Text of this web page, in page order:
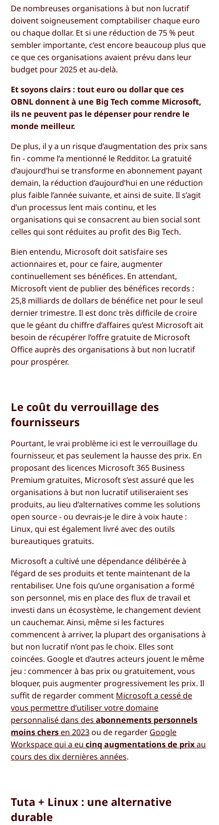
De nombreuses organisations à but non lucratif
doivent soigneusement comptabiliser chaque euro
ou chaque dollar. Et si une réduction de 75 % peut
sembler importante, c’est encore beaucoup plus que
ce que ces organisations avaient prévu dans leur
budget pour 2025 et au-delà.
Et soyons clairs : tout euro ou dollar que ces
OBNL donnent à une Big Tech comme Microsoft,
ils ne peuvent pas le dépenser pour rendre le
monde meilleur.
De plus, il y a un risque d’augmentation des prix sans
fin - comme l’a mentionné le Redditor. La gratuité
d’aujourd’hui se transforme en abonnement payant
demain, la réduction d’aujourd’hui en une réduction
plus faible l’année suivante, et ainsi de suite. Il s’agit
d’un processus lent mais continu, et les
organisations qui se consacrent au bien social sont
celles qui sont réduites au profit des Big Tech.
Bien entendu, Microsoft doit satisfaire ses
actionnaires et, pour ce faire, augmenter
continuellement ses bénéfices. En attendant,
Microsoft vient de publier des bénéfices records :
25,8 milliards de dollars de bénéfice net pour le seul
dernier trimestre. Il est donc très difficile de croire
que le géant du chiffre d’affaires qu’est Microsoft ait
besoin de récupérer l’offre gratuite de Microsoft
Office auprès des organisations à but non lucratif
pour prospérer.
Le coût du verrouillage des
fournisseurs
Pourtant, le vrai problème ici est le verrouillage du
fournisseur, et pas seulement la hausse des prix. En
proposant des licences Microsoft 365 Business
Premium gratuites, Microsoft s’est assuré que les
organisations à but non lucratif utiliseraient ses
produits, au lieu d’alternatives comme les solutions
open source - ou devrais-je le dire à voix haute :
Linux, qui est également livré avec des outils
bureautiques gratuits.
Microsoft a cultivé une dépendance délibérée à
l’égard de ses produits et tente maintenant de la
rentabiliser. Une fois qu’une organisation a formé
son personnel, mis en place des flux de travail et
investi dans un écosystème, le changement devient
un cauchemar. Ainsi, même si les factures
commencent à arriver, la plupart des organisations à
but non lucratif n’ont pas le choix. Elles sont
coincées. Google et d’autres acteurs jouent le même
jeu : commencer à bas prix ou gratuitement, vous
bloquer, puis augmenter progressivement les prix. Il
suffit de regarder comment Microsoft a cessé de
vous permettre d’utiliser votre domaine
personnalisé dans desabonnements personnels
moins chers en 2023 ou de regarder Google
Workspace qui a eucinq augmentations de prixau
cours des dix dernières années.
Tuta + Linux : une alternative
durable